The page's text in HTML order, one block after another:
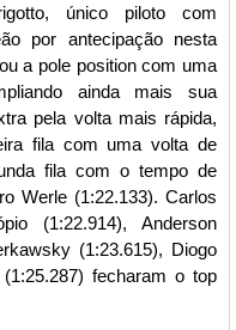
único piloto com
por antecipação nesta
a pole position com uma
ainda mais sua
pela volta mais rápida,
fila com uma volta de
fila com o tempo de
Werle (1:22.133). Carlos
(1:22.914), Anderson
(1:23.615), Diogo
fecharam o top